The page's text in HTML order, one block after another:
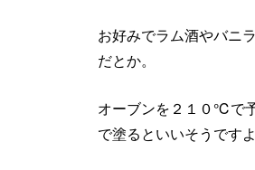
お好みでラム酒やバニ
だとか。
オーブンを２１０℃で
で塗るといいそうですよ